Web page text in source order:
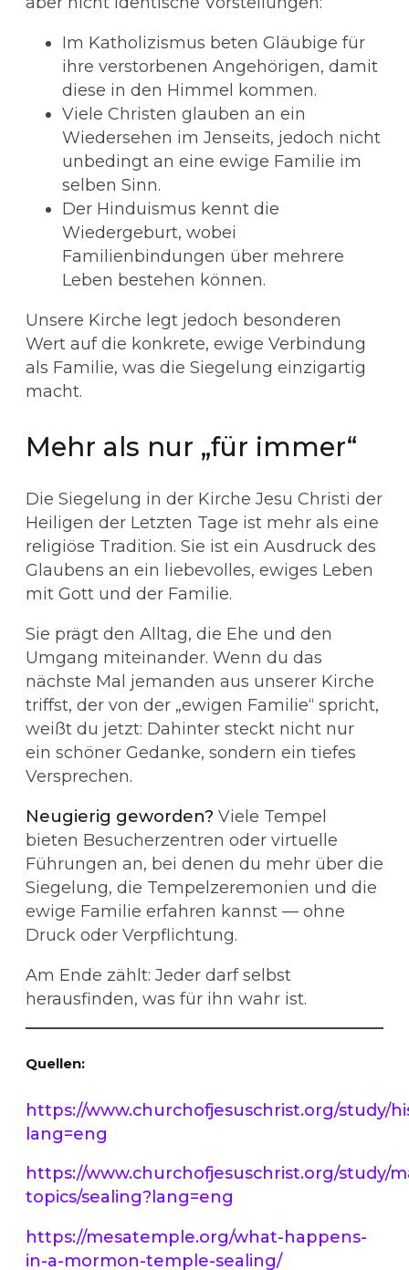
Im Katholizismus beten Gläubige für
ihre verstorbenen Angehörigen, damit
diese in den Himmel kommen.
Viele Christen glauben an ein
Wiedersehen im Jenseits, jedoch nicht
unbedingt an eine ewige Familie im
selben Sinn.
Der Hinduismus kennt die
Wiedergeburt, wobei
Familienbindungen über mehrere
Leben bestehen können.
Unsere Kirche legt jedoch besonderen
Wert auf die konkrete, ewige Verbindung
als Familie, was die Siegelung einzigartig
macht.
Mehr als nur „für immer“
Die Siegelung in der Kirche Jesu Christi der
Heiligen der Letzten Tage ist mehr als eine
religiöse Tradition. Sie ist ein Ausdruck des
Glaubens an ein liebevolles, ewiges Leben
mit Gott und der Familie.
Sie prägt den Alltag, die Ehe und den
Umgang miteinander. Wenn du das
nächste Mal jemanden aus unserer Kirche
triffst, der von der „ewigen Familie“ spricht,
weißt du jetzt: Dahinter steckt nicht nur
ein schöner Gedanke, sondern ein tiefes
Versprechen.
Neugierig geworden? Viele Tempel
bieten Besucherzentren oder virtuelle
Führungen an, bei denen du mehr über die
Siegelung, die Tempelzeremonien und die
ewige Familie erfahren kannst — ohne
Druck oder Verpflichtung.
Am Ende zählt: Jeder darf selbst
herausfinden, was für ihn wahr ist.
Quellen:
https://www.churchofjesuschrist.org/study/
lang=eng
https://www.churchofjesuschrist.org/study/
topics/sealing?lang=eng
https://mesatemple.org/what-happens-
in-a-mormon-temple-sealing/